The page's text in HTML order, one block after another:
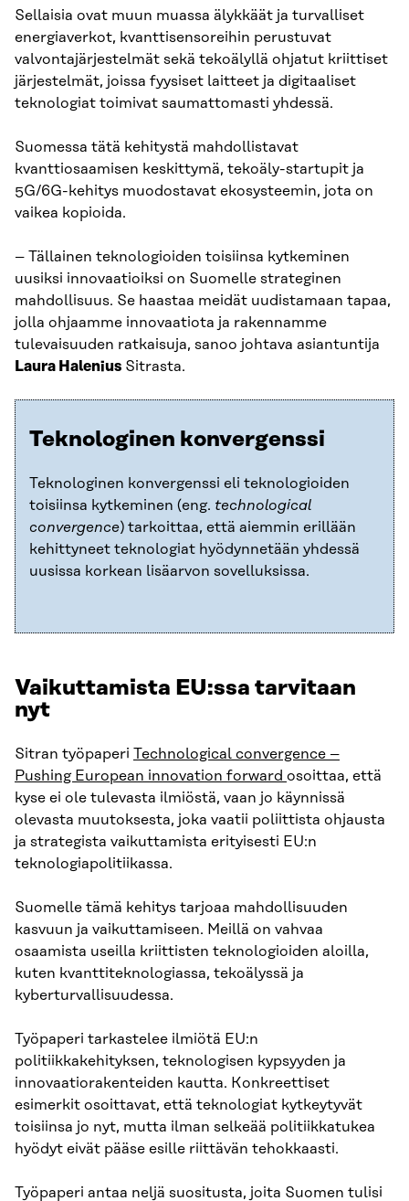
Sellaisia ovat muun muassa älykkäät ja turvalliset
energiaverkot, kvanttisensoreihin perustuvat
valvontajärjestelmät sekä tekoälyllä ohjatut kriittiset
järjestelmät, joissa fyysiset laitteet ja digitaaliset
teknologiat toimivat saumattomasti yhdessä.
Suomessa tätä kehitystä mahdollistavat
kvanttiosaamisen keskittymä, tekoäly-startupit ja
5G/6G-kehitys muodostavat ekosysteemin, jota on
vaikea kopioida.
– Tällainen teknologioiden toisiinsa kytkeminen
uusiksi innovaatioiksi on Suomelle strateginen
mahdollisuus. Se haastaa meidät uudistamaan tapaa,
jolla ohjaamme innovaatiota ja rakennamme
tulevaisuuden ratkaisuja, sanoo johtava asiantuntija
Laura Halenius Sitrasta.
Teknologinen konvergenssi
Teknologinen konvergenssi eli teknologioiden
toisiinsa kytkeminen (eng. technological
convergence) tarkoittaa, että aiemmin erillään
kehittyneet teknologiat hyödynnetään yhdessä
uusissa korkean lisäarvon sovelluksissa.
Vaikuttamista EU:ssa tarvitaan
nyt
Sitran työpaperi Technological convergence –
Pushing European innovation forward osoittaa, että
kyse ei ole tulevasta ilmiöstä, vaan jo käynnissä
olevasta muutoksesta, joka vaatii poliittista ohjausta
ja strategista vaikuttamista erityisesti EU:n
teknologiapolitiikassa.
Suomelle tämä kehitys tarjoaa mahdollisuuden
kasvuun ja vaikuttamiseen. Meillä on vahvaa
osaamista useilla kriittisten teknologioiden aloilla,
kuten kvanttiteknologiassa, tekoälyssä ja
kyberturvallisuudessa.
Työpaperi tarkastelee ilmiötä EU:n
politiikkakehityksen, teknologisen kypsyyden ja
innovaatiorakenteiden kautta. Konkreettiset
esimerkit osoittavat, että teknologiat kytkeytyvät
toisiinsa jo nyt, mutta ilman selkeää politiikkatukea
hyödyt eivät pääse esille riittävän tehokkaasti.
Työpaperi antaa neljä suositusta, joita Suomen tulisi